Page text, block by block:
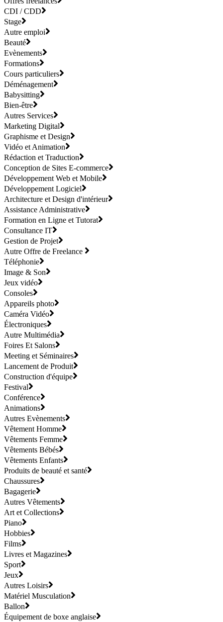
CDI / CDD
Stage
Autre emploi
Beauté
Evènements
Formations
Cours particuliers
Déménagement
Babysitting
Bien-être
Autres Services
Marketing Digital
Graphisme et Design
Vidéo et Animation
Rédaction et Traduction
Conception de Sites E-commerce
Développement Web et Mobile
Développement Logiciel
Architecture et Design d'intérieur
Assistance Administrative
Formation en Ligne et Tutorat
Consultance IT
Gestion de Projet
Autre Offre de Freelance
Téléphonie
Image & Son
Jeux vidéo
Consoles
Appareils photo
Caméra Vidéo
Électroniques
Autre Multimédia
Foires Et Salons
Meeting et Séminaires
Lancement de Produit
Construction d'équipe
Festival
Conférence
Animations
Autres Evènements
Vêtement Homme
Vêtements Femme
Vêtements Bébés
Vêtements Enfants
Produits de beauté et santé
Chaussures
Bagagerie
Autres Vêtements
Art et Collections
Piano
Hobbies
Films
Livres et Magazines
Sport
Jeux
Autres Loisirs
Matériel Musculation
Ballon
Équipement de boxe anglaise